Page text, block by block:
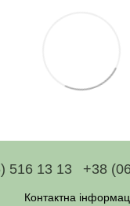
516 13 13 +38
Контактна